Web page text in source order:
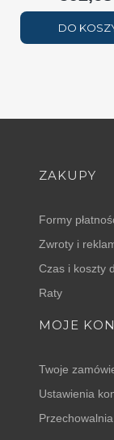
DO
Linki w
ZAKUPY
Formy
Zwroty i
Czas i koszty
Raty
MOJE
Twoje
Ustawienia
Przechowalnia